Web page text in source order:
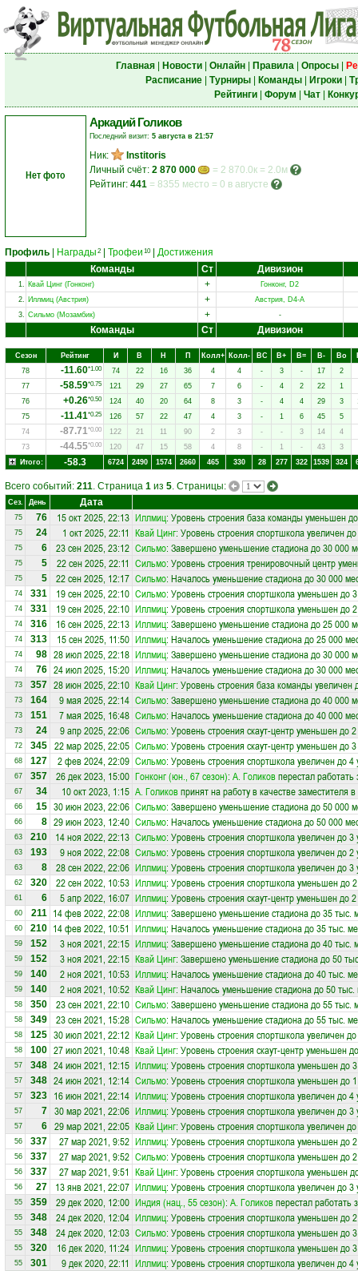
Главная| Новости| Онлайн| Правила| Опросы|
Расписание| Турниры| Команды| Игроки|
Рейтинги| Форум Чат|
Нет фото
Аркадий Голиков
Последний визит: 5 августа в 21:57
Ник:
Institoris
Личный счёт: 2 870 000
= 2 870.0к = 2.0м
Рейтинг: 441 = 8355 место = 0 в августе
Профиль Награды 2 Трофеи 10| Достижения
Команды
Ст Дивизион
1. Квай Цинг (Гонконг) +
Гонконг, D2
2. Иллмиц (Австрия) +
Австрия, D4-A
3. Сильмо (Мозамбик) + -
Команды Ст Дивизион
Сезон Рейтинг И В Н П Колл+ Колл- ВC В+ В= В- Вo
78
-11.60*1.00 74 22 16 36 4 4 - 3 - 17
2
77
-58.59*0.75 121 29 27 65 7 6 - 4 2 22
1
76
+0.26*0.50 124 40 20 64 8 3 - 4 4 29 3
75
-11.41*0.25 126 57 22 47 4 3 - 1 6 45
5
74
-87.71*0.00 122 21 11 90 2 3 - - 3 14
4
73
-44.55*0.00 120 47 15 58 4 8 - 1 - 43
3
Итого:
-58.3 6724 2490 1574 2660 465 330 28 277 322 1539 324
Всего событий: 211. Страница 1 из 5. Страницы:
Сез. День Дата
75 76 15 окт 2025, 22:13 Иллмиц: Уровень строения база команды уменьшен
75 24 1 окт 2025, 22:11 Квай Цинг: Уровень строения спортшкола увеличен
75 6 23 сен 2025, 23:12 Сильмо: Завершено уменьшение стадиона до 30 000
75 5 22 сен 2025, 22:11 Сильмо: Уровень строения тренировочный центр
75 5 22 сен 2025, 12:17 Сильмо: Началось уменьшение стадиона до 30 000
74 331 19 сен 2025, 22:10 Сильмо: Уровень строения спортшкола уменьшен до
74 331 19 сен 2025, 22:10 Иллмиц: Уровень строения спортшкола уменьшен до
74 316 16 сен 2025, 22:13 Иллмиц: Завершено уменьшение стадиона до 25 000
74 313 15 сен 2025, 11:50 Иллмиц: Началось уменьшение стадиона до 25 000
74 98 28 июл 2025, 22:18 Иллмиц: Завершено уменьшение стадиона до 30 000
74 76 24 июл 2025, 15:20 Иллмиц: Началось уменьшение стадиона до 30 000
73 357 28 июн 2025, 22:10 Квай Цинг: Уровень строения база команды увеличен
73 164 9 мая 2025, 22:14 Сильмо: Завершено уменьшение стадиона до 40 000
73 151 7 мая 2025, 16:48 Сильмо: Началось уменьшение стадиона до 40 000
73 24 9 апр 2025, 22:06 Сильмо: Уровень строения скаут-центр уменьшен до
72 345 22 мар 2025, 22:05 Сильмо: Уровень строения скаут-центр уменьшен до
68 127 2 фев 2024, 22:09 Сильмо: Уровень строения спортшкола увеличен до 4
67 357 26 дек 2023, 15:00 Гонконг (юн., 67 сезон): А. Голиковперестал
67 34 10 окт 2023, 1:15 А. Голиковпринят на работу в качестве заместителя
66 15 30 июн 2023, 22:06 Сильмо: Завершено уменьшение стадиона до 50 000
66 8 29 июн 2023, 12:40 Сильмо: Началось уменьшение стадиона до 50 000
63 210 14 ноя 2022, 22:13 Сильмо: Уровень строения спортшкола увеличен до 3
63 193 9 ноя 2022, 22:08 Сильмо: Уровень строения спортшкола увеличен до 2
63 8 28 сен 2022, 22:06 Иллмиц: Уровень строения спортшкола увеличен до 3
62 320 22 сен 2022, 10:53 Иллмиц: Уровень строения спортшкола уменьшен до
61 6 5 апр 2022, 16:07 Иллмиц: Уровень строения скаут-центр уменьшен до
60 211 14 фев 2022, 22:08 Иллмиц: Завершено уменьшение стадиона до 35 тыс.
60 210 14 фев 2022, 10:51 Иллмиц: Началось уменьшение стадиона до 35 тыс.
59 152 3 ноя 2021, 22:15 Иллмиц: Завершено уменьшение стадиона до 40 тыс.
59 152 3 ноя 2021, 22:15 Квай Цинг: Завершено уменьшение стадиона до 50
59 140 2 ноя 2021, 10:53 Иллмиц: Началось уменьшение стадиона до 40 тыс.
59 140 2 ноя 2021, 10:52 Квай Цинг: Началось уменьшение стадиона до 50 тыс.
58 350 23 сен 2021, 22:10 Сильмо: Завершено уменьшение стадиона до 55 тыс.
58 349 23 сен 2021, 15:28 Сильмо: Началось уменьшение стадиона до 55 тыс.
58 125 30 июл 2021, 22:12 Квай Цинг: Уровень строения спортшкола увеличен
58 100 27 июл 2021, 10:48 Квай Цинг: Уровень строения скаут-центр уменьшен
57 348 24 июн 2021, 12:15 Иллмиц: Уровень строения спортшкола уменьшен до
57 348 24 июн 2021, 12:14 Сильмо: Уровень строения спортшкола уменьшен до
57 323 16 июн 2021, 22:14 Иллмиц: Уровень строения спортшкола увеличен до 4
57 7 30 мар 2021, 22:06 Иллмиц: Уровень строения спортшкола увеличен до 3
57 6 29 мар 2021, 22:05 Квай Цинг: Уровень строения спортшкола увеличен
56 337 27 мар 2021, 9:52 Иллмиц: Уровень строения спортшкола уменьшен до
56 337 27 мар 2021, 9:52 Сильмо: Уровень строения спортшкола уменьшен до
56 337 27 мар 2021, 9:51 Квай Цинг: Уровень строения спортшкола уменьшен
56 27 13 янв 2021, 22:07 Иллмиц: Уровень строения спортшкола увеличен до 3
55 359 29 дек 2020, 12:00 Индия (нац., 55 сезон): А. Голиковперестал работать
55 348 24 дек 2020, 12:04 Иллмиц: Уровень строения спортшкола уменьшен до
55 348 24 дек 2020, 12:03 Сильмо: Уровень строения спортшкола уменьшен до
55 320 16 дек 2020, 11:24 Иллмиц: Уровень строения спортшкола уменьшен до
55 301 9 дек 2020, 22:11 Иллмиц: Уровень строения спортшкола увеличен до 4